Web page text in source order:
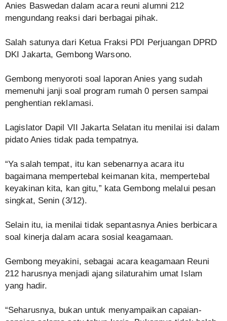
Anies Baswedan dalam acara reuni alumni 212
mengundang reaksi dari berbagai pihak.
Salah satunya dari Ketua Fraksi PDI Perjuangan DPRD
DKI Jakarta, Gembong Warsono.
Gembong menyoroti soal laporan Anies yang sudah
memenuhi janji soal program rumah 0 persen sampai
penghentian reklamasi.
Lagislator Dapil VII Jakarta Selatan itu menilai isi dalam
pidato Anies tidak pada tempatnya.
“Ya salah tempat, itu kan sebenarnya acara itu
bagaimana mempertebal keimanan kita, mempertebal
keyakinan kita, kan gitu,” kata Gembong melalui pesan
singkat, Senin (3/12).
Selain itu, ia menilai tidak sepantasnya Anies berbicara
soal kinerja dalam acara sosial keagamaan.
Gembong meyakini, sebagai acara keagamaan Reuni
212 harusnya menjadi ajang silaturahim umat Islam
yang hadir.
“Seharusnya, bukan untuk menyampaikan capaian-